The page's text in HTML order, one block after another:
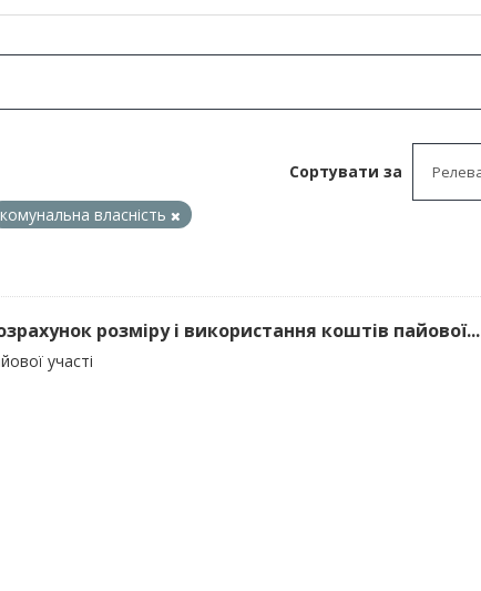
Сортувати за
комунальна власність
розміру і використання коштів пайової...
участі